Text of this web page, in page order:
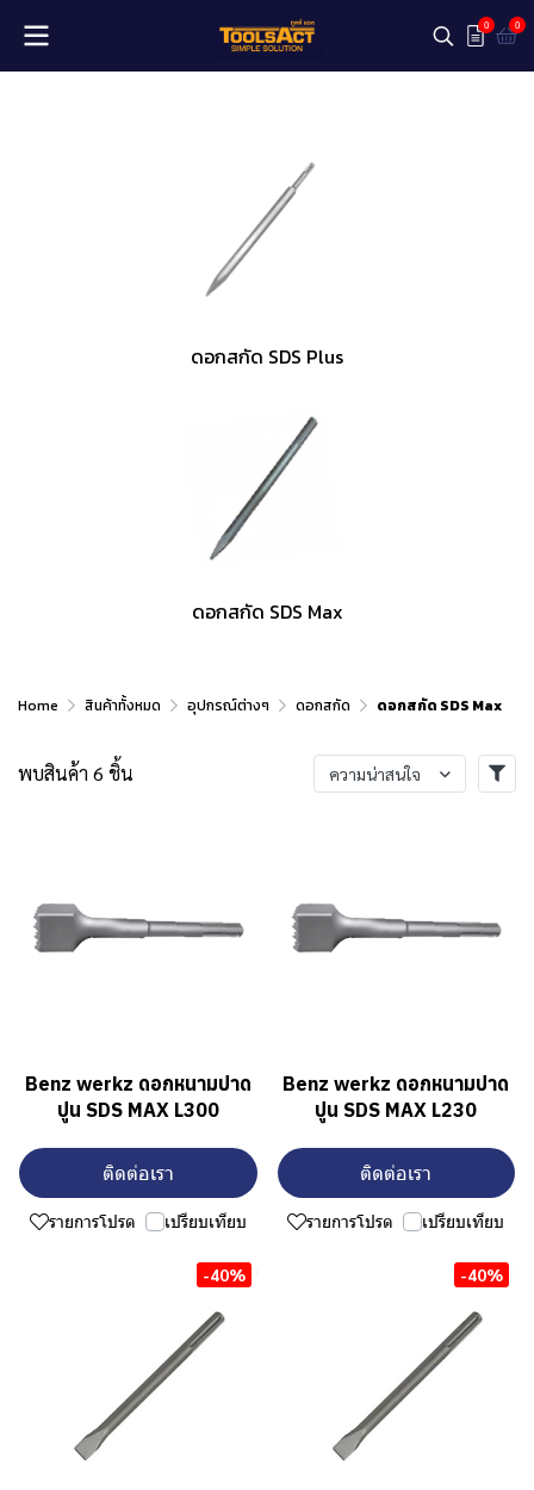
0 0
ดอกสกัด SDS Plus
ดอกสกัด SDS Max
Home สินค้าทั้งหมด อุปกรณ์ต่างๆ ดอกสกัด ดอกสกัด SDS Max
พบสินค้า 6 ชิ้น ความน่าสนใจ
Benz werkz ดอกหนามปาด
ปูน SDS MAX L300
ติดต่อเรา
รายการโปรด เปรียบเทียบ
Benz werkz ดอกหนามปาด
ปูน SDS MAX L230
ติดต่อเรา
รายการโปรด เปรียบเทียบ
-40% -40%